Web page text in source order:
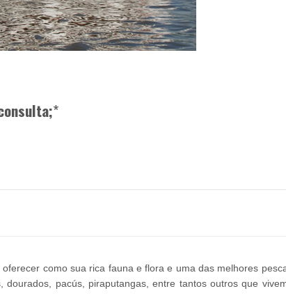
*
como sua rica fauna e flora e uma das melhores
pacús, piraputangas, entre tantos outros que